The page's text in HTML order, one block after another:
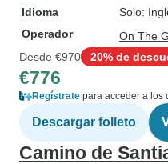
Idioma
Solo:
Operador
On The
Desde €970 20% de
€776
Regístrate para acceder a los
Descargar folleto
Camino de